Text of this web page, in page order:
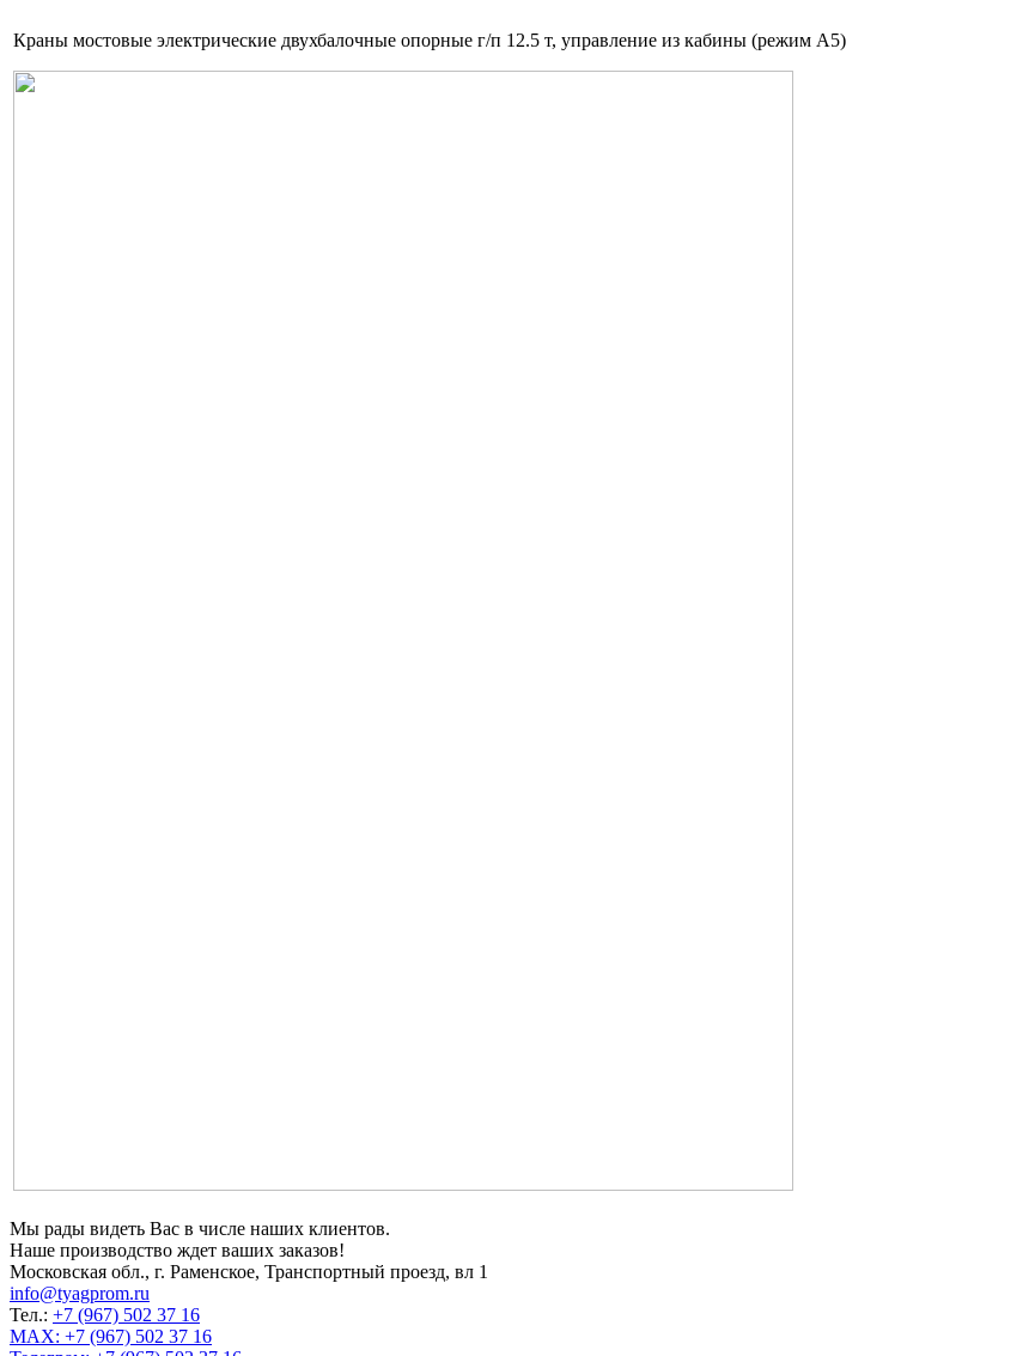
Краны мостовые электрические двухбалочные опорные г/п 12.5 т, управление из кабины (режим A5)
Мы рады видеть Вас в числе наших клиентов.
Наше производство ждет ваших заказов!
Московская обл., г. Раменское, Транспортный проезд, вл 1
info@tyagprom.ru
Тел.: +7 (967) 502 37 16
MAX: +7 (967) 502 37 16